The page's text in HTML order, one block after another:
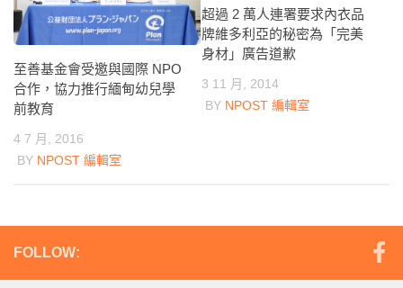
至善基金會受邀與國際 NPO
合作，協力推行緬甸幼兒學
前教育
4 7 月, 2016
BY NPOST 編輯室
超過 2 萬人連署要求內衣品
牌維多利亞的秘密為「完美
身材」廣告道歉
3 11 月, 2014
BY NPOST 編輯室
FOLLOW: